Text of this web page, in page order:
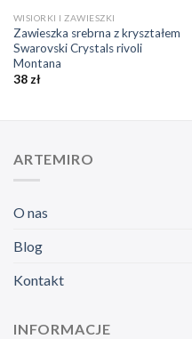
WISIORKI I ZAWIESZKI
Zawieszka srebrna z kryształem
Swarovski Crystals rivoli
Montana
38 zł
ARTEMIRO
O nas
Blog
Kontakt
INFORMACJE